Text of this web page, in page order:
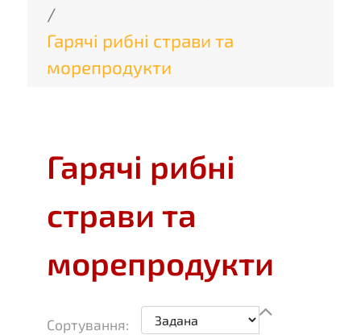
Гарячі рибні страви та
морепродукти
Гарячі рибні
страви та
морепродукти
Сортування: